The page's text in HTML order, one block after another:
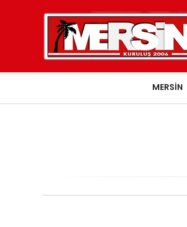
MERSIN